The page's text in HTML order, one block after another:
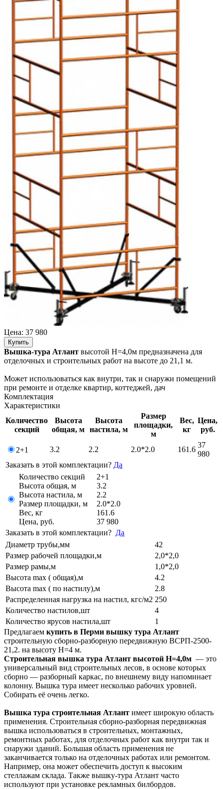
Цена: 37 980
Купить
Вышка-тура Атлант высотой Н=4,0м предназначена для
отделочных и строительных работ на высоте до 21,1 м.
Может использоваться как внутри, так и снаружи помещений
при ремонте и отделке квартир, коттеджей, дач
Комплектация
Характеристики
Количество
секций
Высота
общая, м
Высота
настила, м
Размер
площадки,
м
Вес,
кг
Цена,
руб.
2+1 3.2 2.2 2.0*2.0 161.6
37
980
Заказать в этой комплектации? Да
Количество секций
Высота общая, м
Высота настила, м
Размер площадки, м
Вес, кг
Цена, руб.
2+1
3.2
2.2
2.0*2.0
161.6
37 980
Заказать в этой комплектации? Да
Диаметр трубы,мм
42
Размер рабочей площадки,м
2,0*2,0
Размер рамы,м
1,0*2,0
Высота max ( общая),м
4.2
Высота max ( по настилу),м
2.8
Распределенная нагрузка на настил, кгс/м2 250
Количество настилов,шт
4
Количество ярусов настила,шт
1
Предлагаем купить в Перми вышку тура Атлант
строительную сборно-разборную передвижную ВСРП-2500-
21,2. на высоту Н=4 м.
Строительная вышка тура Атлант высотой Н=4,0м — это
универсальный вид строительных лесов, в основе которых
сборно — разборный каркас, по внешнему виду напоминает
колонну. Вышка тура имеет несколько рабочих уровней.
Собирать её очень легко.
Вышка тура строительная Атлант имеет широкую область
применения. Строительная сборно-разборная передвижная
вышка использоваться в строительных, монтажных,
ремонтных работах, для отделочных работ как внутри так и
снаружи зданий. Большая область применения не
заканчивается только на отделочных работах или ремонтом.
Например, она может обеспечить доступ к высоким
стеллажам склада. Также вышку-тура Атлант часто
используют при установке рекламных билбордов.